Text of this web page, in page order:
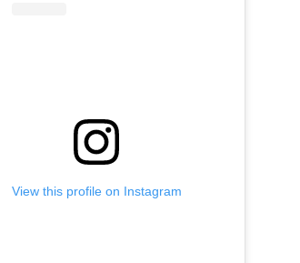
View this profile on Instagram